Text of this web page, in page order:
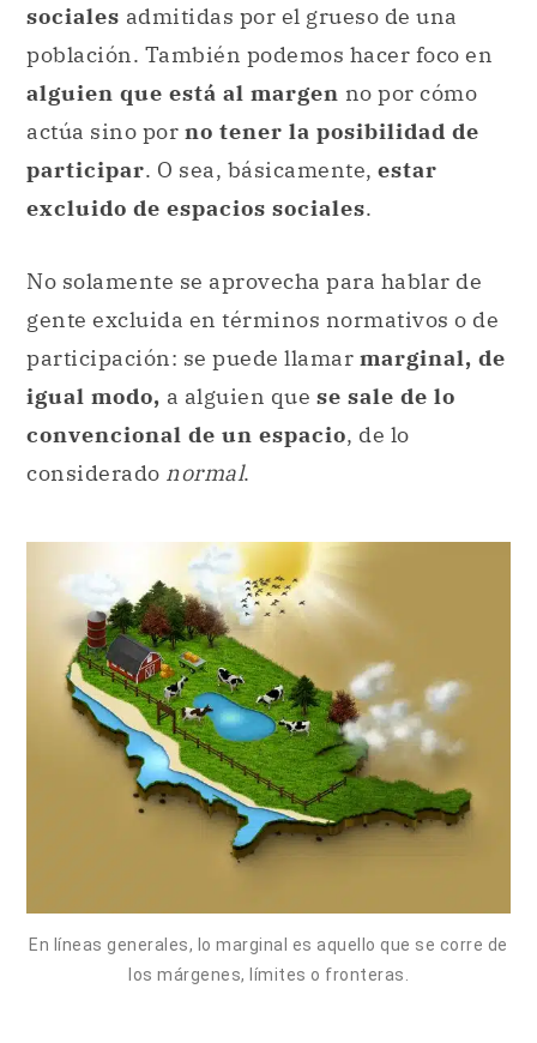
sociales admitidas por el grueso de una
población. También podemos hacer foco en
alguien que está al margen no por cómo
actúa sino por no tener la posibilidad de
participar. O sea, básicamente, estar
excluido de espacios sociales.
No solamente se aprovecha para hablar de
gente excluida en términos normativos o de
participación: se puede llamar marginal, de
igual modo, a alguien que se sale de lo
convencional de un espacio, de lo
considerado normal.
En líneas generales, lo marginal es aquello que se corre de
los márgenes, límites o fronteras.